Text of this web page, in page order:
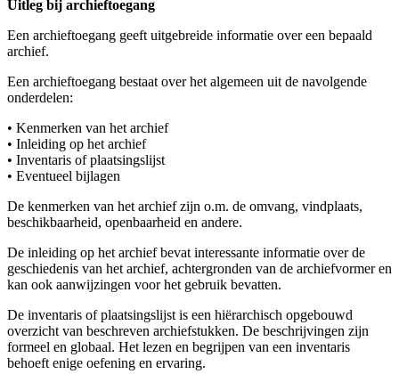
Uitleg bij archieftoegang
Een archieftoegang geeft uitgebreide informatie over een bepaald
archief.
Een archieftoegang bestaat over het algemeen uit de navolgende
onderdelen:
• Kenmerken van het archief
• Inleiding op het archief
• Inventaris of plaatsingslijst
• Eventueel bijlagen
De kenmerken van het archief zijn o.m. de omvang, vindplaats,
beschikbaarheid, openbaarheid en andere.
De inleiding op het archief bevat interessante informatie over de
geschiedenis van het archief, achtergronden van de archiefvormer en
kan ook aanwijzingen voor het gebruik bevatten.
De inventaris of plaatsingslijst is een hiërarchisch opgebouwd
overzicht van beschreven archiefstukken. De beschrijvingen zijn
formeel en globaal. Het lezen en begrijpen van een inventaris
behoeft enige oefening en ervaring.